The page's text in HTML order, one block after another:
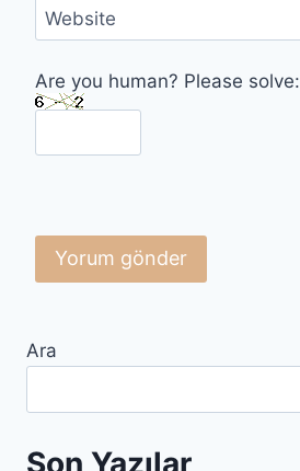
Website
Are you human? Please solve:
Ara